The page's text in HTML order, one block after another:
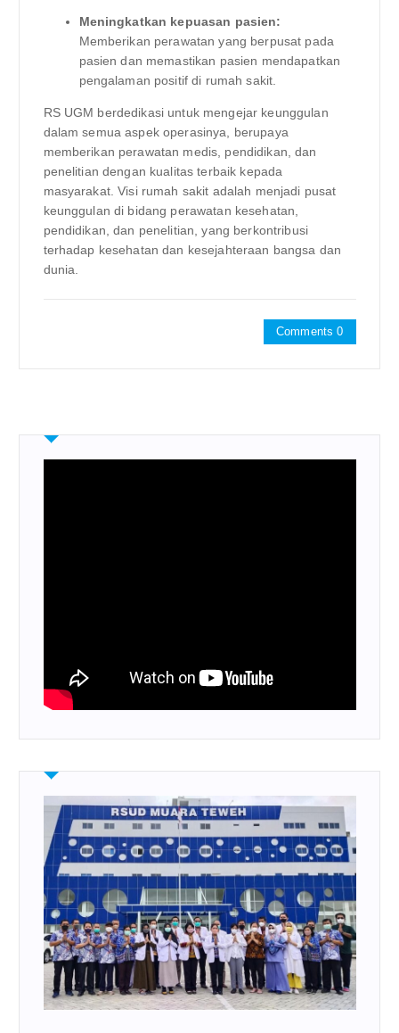
Meningkatkan kepuasan pasien:
Memberikan perawatan yang berpusat pada
pasien dan memastikan pasien mendapatkan
pengalaman positif di rumah sakit.
RS UGM berdedikasi untuk mengejar keunggulan
dalam semua aspek operasinya, berupaya
memberikan perawatan medis, pendidikan, dan
penelitian dengan kualitas terbaik kepada
masyarakat. Visi rumah sakit adalah menjadi pusat
keunggulan di bidang perawatan kesehatan,
pendidikan, dan penelitian, yang berkontribusi
terhadap kesehatan dan kesejahteraan bangsa dan
dunia.
Comments 0